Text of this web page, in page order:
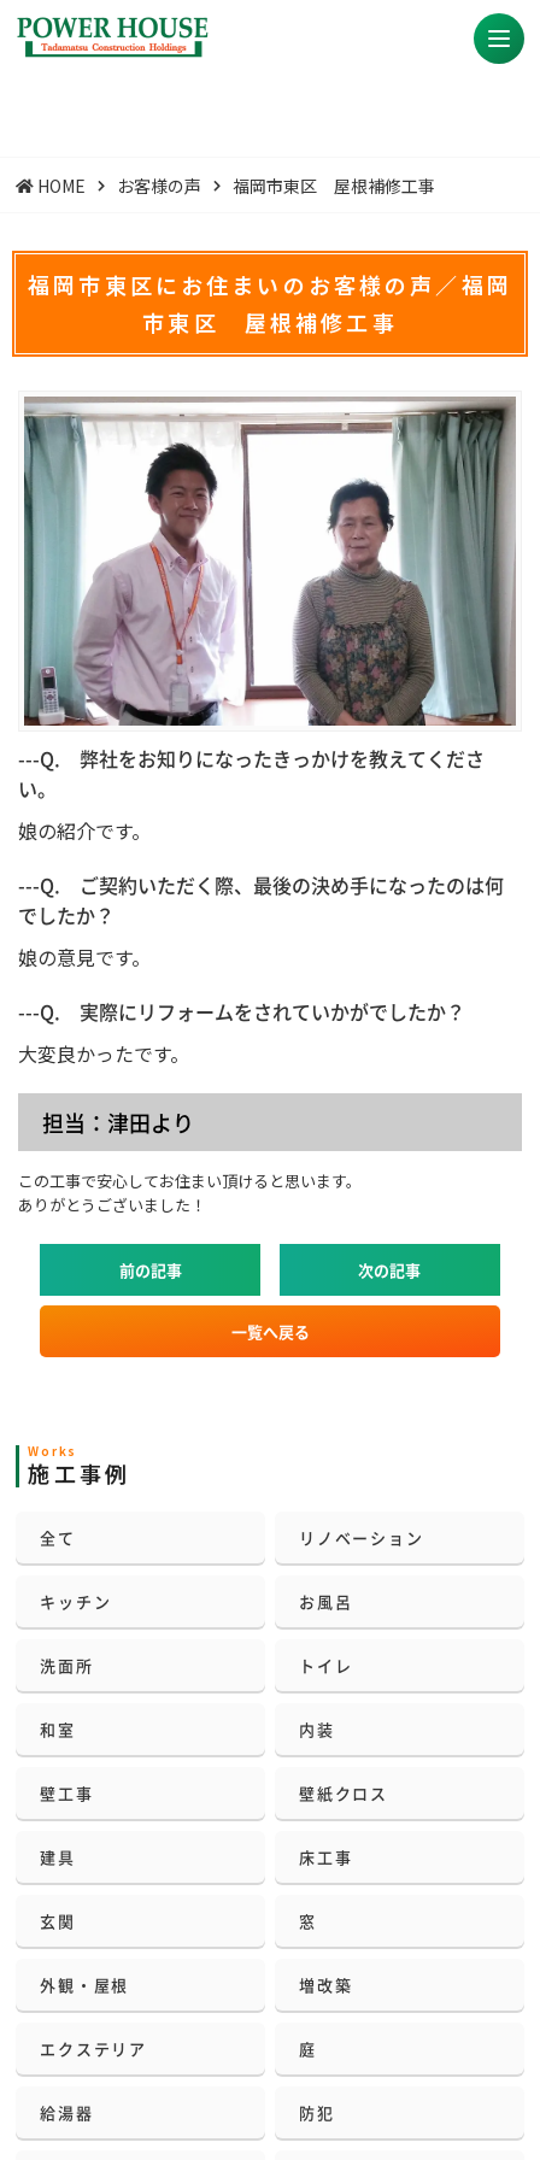
HOME お客様の声 福岡市東区 屋根補修工事
福岡市東区にお住まいのお客様の声／福岡
市東区 屋根補修工事
---Q. 弊社をお知りになったきっかけを教えてくださ
い。
娘の紹介です。
---Q. ご契約いただく際、最後の決め手になったのは何
でしたか？
娘の意見です。
---Q. 実際にリフォームをされていかがでしたか？
大変良かったです。
担当：津田より
この工事で安心してお住まい頂けると思います。
ありがとうございました！
前の記事 次の記事
一覧へ戻る
Works
施工事例
全て リノベーション
キッチン お風呂
洗面所 トイレ
和室 内装
壁工事 壁紙クロス
建具 床工事
玄関 窓
外観・屋根 増改築
エクステリア 庭
給湯器 防犯